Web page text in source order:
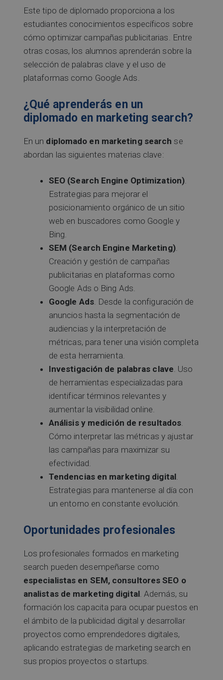
Este tipo de diplomado proporciona a los
estudiantes conocimientos específicos sobre
cómo optimizar campañas publicitarias. Entre
otras cosas, los alumnos aprenderán sobre la
selección de palabras clave y el uso de
plataformas como Google Ads.
¿Qué aprenderás en un
diplomado en marketing search?
En un diplomado en marketing search se
abordan las siguientes materias clave:
SEO (Search Engine Optimization).
Estrategias para mejorar el
posicionamiento orgánico de un sitio
web en buscadores como Google y
Bing.
SEM (Search Engine Marketing).
Creación y gestión de campañas
publicitarias en plataformas como
Google Ads o Bing Ads.
Google Ads. Desde la configuración de
anuncios hasta la segmentación de
audiencias y la interpretación de
métricas, para tener una visión completa
de esta herramienta.
Investigación de palabras clave. Uso
de herramientas especializadas para
identificar términos relevantes y
aumentar la visibilidad online.
Análisis y medición de resultados.
Cómo interpretar las métricas y ajustar
las campañas para maximizar su
efectividad.
Tendencias en marketing digital.
Estrategias para mantenerse al día con
un entorno en constante evolución.
Oportunidades profesionales
Los profesionales formados en marketing
search pueden desempeñarse como
especialistas en SEM, consultores SEO o
analistas de marketing digital. Además, su
formación los capacita para ocupar puestos en
el ámbito de la publicidad digital y desarrollar
proyectos como emprendedores digitales,
aplicando estrategias de marketing search en
sus propios proyectos o startups.